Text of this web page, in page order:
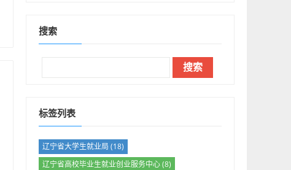
搜索
标签列表
辽宁省大学生就业局 (18)
辽宁省高校毕业生就业创业服务中心(8)